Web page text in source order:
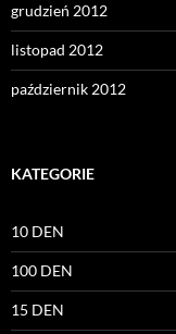
grudzień 2012
listopad 2012
październik 2012
KATEGORIE
10 DEN
100 DEN
15 DEN